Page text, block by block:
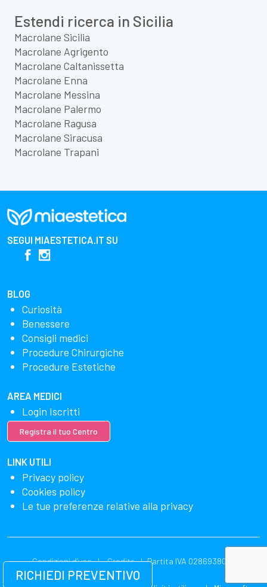
Estendi ricerca in Sicilia
Macrolane Sicilia
Macrolane Agrigento
Macrolane Caltanissetta
Macrolane Enna
Macrolane Messina
Macrolane Palermo
Macrolane Ragusa
Macrolane Siracusa
Macrolane Trapani
SEGUI MIAESTETICA.IT SU
BLOG
Curiosità
Benessere
Consigli medici
Procedure Chirurgiche
Procedure Estetiche
AREA MEDICI
Login Iscritti
Registra il tuo Centro
LINK UTILI
Privacy policy
Cookies policy
Le tue preferenze relative alla privacy
Condizioni d'uso Credits Partita IVA 02869380549
RICHIEDI PREVENTIVO